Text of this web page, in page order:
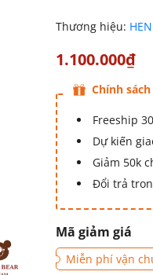
Thương hiệu:
1.100.000₫
Chính
Freeship
Dự kiến
Giảm 50k
Đổi trả
Mã giảm giá
Miễn phí vận